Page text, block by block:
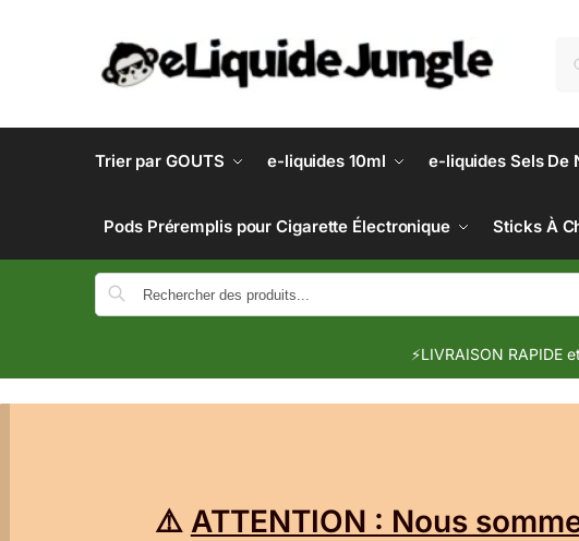
Trier par GOUTS e-liquides 10ml e-liquides Sels De
Pods Préremplis pour Cigarette Électronique Sticks À
⚡LIVRAISON RAPIDE
⚠️ ATTENTION : Nous